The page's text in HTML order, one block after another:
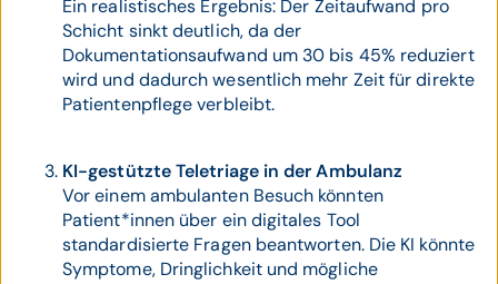
Ein realistisches Ergebnis: Der Zeitaufwand pro
Schicht sinkt deutlich, da der
Dokumentationsaufwand um 30 bis 45% reduziert
wird und dadurch wesentlich mehr Zeit für direkte
Patientenpflege verbleibt.
KI-gestützte Teletriage in der Ambulanz
Vor einem ambulanten Besuch könnten
Patient*innen über ein digitales Tool
standardisierte Fragen beantworten. Die KI könnte
Symptome, Dringlichkeit und mögliche